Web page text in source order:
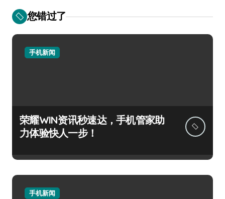
您错过了
手机新闻
荣耀WIN资讯秒速达，手机管家助
力体验快人一步！
手机新闻